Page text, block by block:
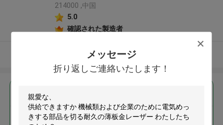
メッセージ
折り返しご連絡いたします！
214000 ,中国
5.0
確認された製造者
多くを見て下さい
機械類および企業のために電気